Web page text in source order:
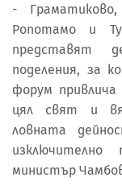
-
Ропотамо и
представят
поделения, за
форум
цял свят и
ловната
изключително
министър